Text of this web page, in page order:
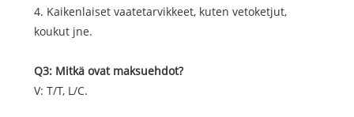
4. Kaikenlaiset vaatetarvikkeet, kuten vetoketjut,
koukut jne.
Q3: Mitkä ovat maksuehdot?
V: T/T, L/C.